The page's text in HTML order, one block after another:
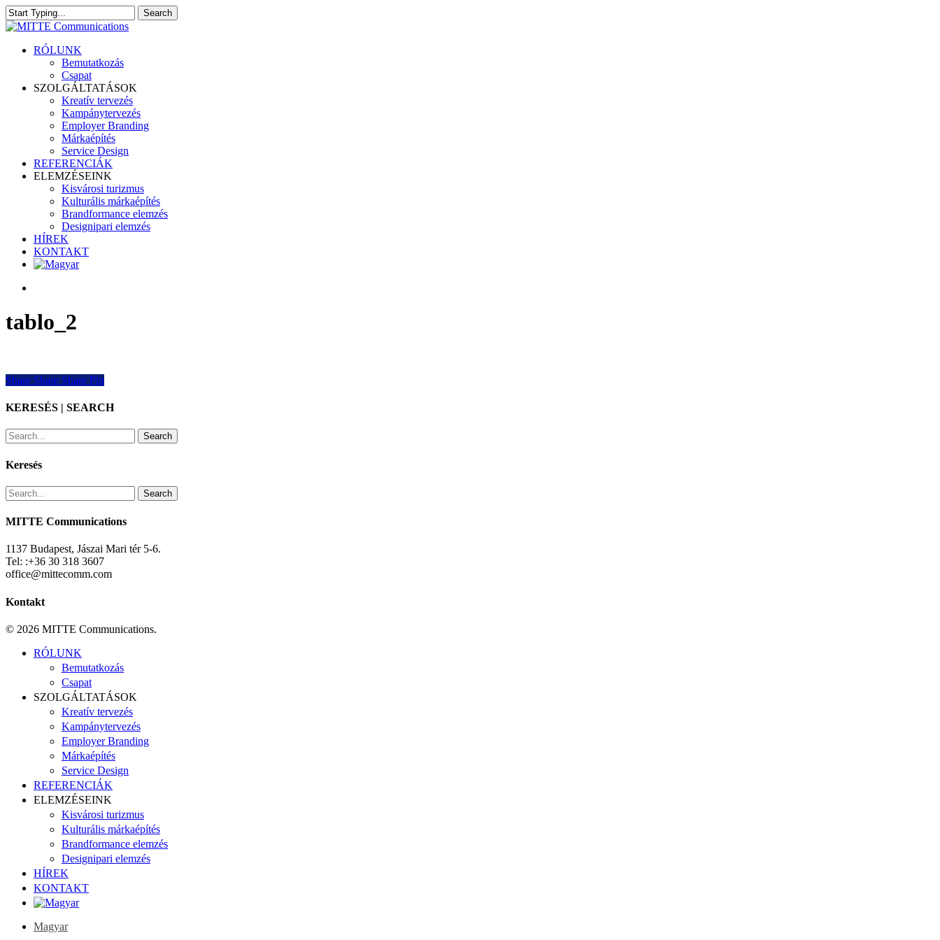
Skip
to
content
Search
Close
search
Menu
RÓLUNK
Bemutatkozás
Csapat
SZOLGÁLTATÁSOK
Kreatív tervezés
Kampánytervezés
Employer Branding
Márkaépítés
Service Design
REFERENCIÁK
ELEMZÉSEINK
Kisvárosi turizmus
Kulturális márkaépítés
Brandformance elemzés
Designipari elemzés
HÍREK
KONTAKT
tablo_2
Share
Share Share Share Pin
KERESÉS | SEARCH
Search
Keresés
Search
MITTE Communications
1137 Budapest, Jászai Mari tér 5-6.
Tel: :+36 30 318 3607
office@mittecomm.com
Kontakt
© 2026 MITTE Communications.
Close
RÓLUNK
Bemutatkozás
Csapat
SZOLGÁLTATÁSOK
Kreatív tervezés
Kampánytervezés
Employer Branding
Márkaépítés
Service Design
REFERENCIÁK
ELEMZÉSEINK
Kisvárosi turizmus
Kulturális márkaépítés
Brandformance elemzés
Designipari elemzés
HÍREK
KONTAKT
Magyar